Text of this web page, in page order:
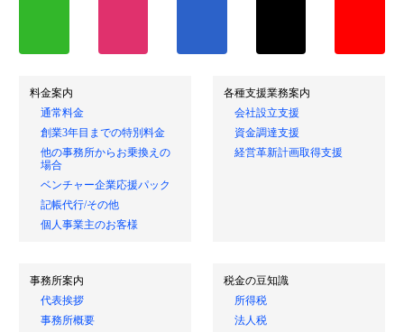
料金案内
通常料金
創業3年目までの特別料金
他の事務所からお乗換えの
場合
ベンチャー企業応援パック
記帳代行/その他
個人事業主のお客様
各種支援業務案内
会社設立支援
資金調達支援
経営革新計画取得支援
事務所案内
代表挨拶
事務所概要
税金の豆知識
所得税
法人税